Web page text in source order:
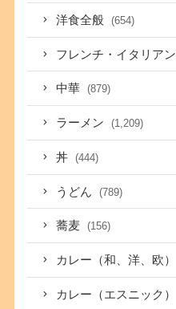
洋食全般 (654)
フレンチ・イタリアン
中華 (879)
ラーメン (1,209)
丼 (444)
うどん (789)
蕎麦 (156)
カレー（和、洋、欧）
カレー（エスニック）